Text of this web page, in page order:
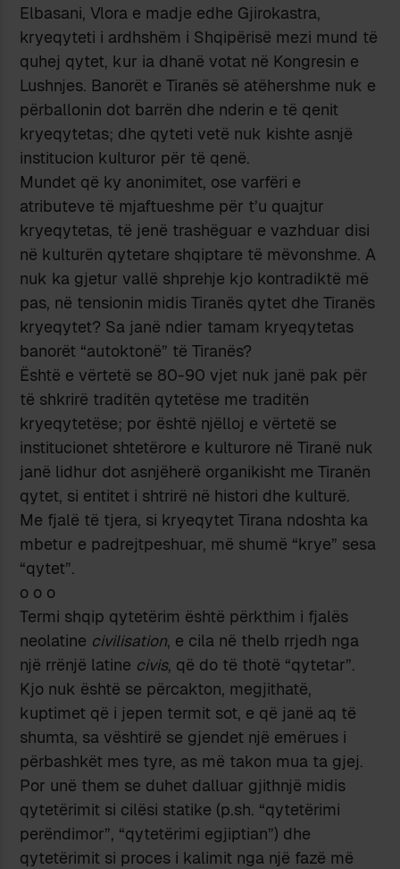
Elbasani, Vlora e madje edhe Gjirokastra,
kryeqyteti i ardhshëm i Shqipërisë mezi mund të
quhej qytet, kur ia dhanë votat në Kongresin e
Lushnjes. Banorët e Tiranës së atëhershme nuk e
përballonin dot barrën dhe nderin e të qenit
kryeqytetas; dhe qyteti vetë nuk kishte asnjë
institucion kulturor për të qenë.
Mundet që ky anonimitet, ose varfëri e
atributeve të mjaftueshme për t’u quajtur
kryeqytetas, të jenë trashëguar e vazhduar disi
në kulturën qytetare shqiptare të mëvonshme. A
nuk ka gjetur vallë shprehje kjo kontradiktë më
pas, në tensionin midis Tiranës qytet dhe Tiranës
kryeqytet? Sa janë ndier tamam kryeqytetas
banorët “autoktonë” të Tiranës?
Është e vërtetë se 80-90 vjet nuk janë pak për
të shkrirë traditën qytetëse me traditën
kryeqytetëse; por është njëlloj e vërtetë se
institucionet shtetërore e kulturore në Tiranë nuk
janë lidhur dot asnjëherë organikisht me Tiranën
qytet, si entitet i shtrirë në histori dhe kulturë.
Me fjalë të tjera, si kryeqytet Tirana ndoshta ka
mbetur e padrejtpeshuar, më shumë “krye” sesa
“qytet”.
o o o
Termi shqip qytetërim është përkthim i fjalës
neolatine civilisation, e cila në thelb rrjedh nga
një rrënjë latine civis, që do të thotë “qytetar”.
Kjo nuk është se përcakton, megjithatë,
kuptimet që i jepen termit sot, e që janë aq të
shumta, sa vështirë se gjendet një emërues i
përbashkët mes tyre, as më takon mua ta gjej.
Por unë them se duhet dalluar gjithnjë midis
qytetërimit si cilësi statike (p.sh. “qytetërimi
perëndimor”, “qytetërimi egjiptian”) dhe
qytetërimit si proces i kalimit nga një fazë më